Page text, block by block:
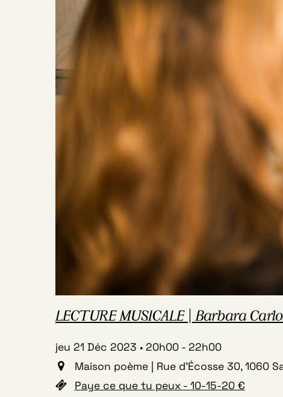
LECTURE MUSICALE | Barbara
jeu 21 Déc 2023 20h00 - 22h00
Maison poème | Rue d'Écosse 30, 1060
Paye ce que tu peux - 10-15-20 €